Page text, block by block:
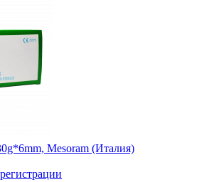
Mesoram (Италия)
регистрации